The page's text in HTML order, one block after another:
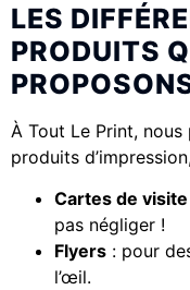
LES
PRODUITS
À Tout Le Print,
produits
Cartes de visite
pas négliger !
Flyers : pour
l’œil.